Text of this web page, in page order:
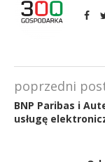
poprzedni
BNP Paribas i
usługę